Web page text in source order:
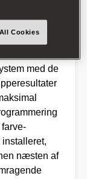
med de
næsten af
Cookies